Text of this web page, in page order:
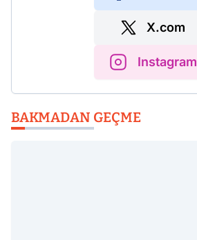
X.com
Instagram
BAKMADAN GEÇME